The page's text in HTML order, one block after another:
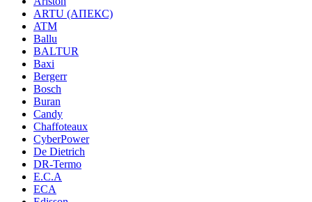
ARTU (АПЕКС)
ATM
Ballu
BALTUR
Baxi
Bergerr
Bosch
Buran
Candy
Chaffoteaux
CyberPower
De Dietrich
DR-Termo
E.C.A
ECA